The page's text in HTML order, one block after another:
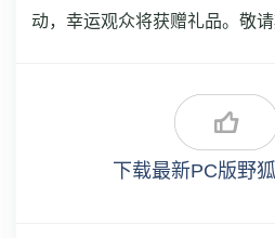
动，幸运观众将获赠礼品。敬请
下载最新PC版野